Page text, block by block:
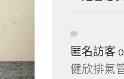
匿名訪客
健欣排氣